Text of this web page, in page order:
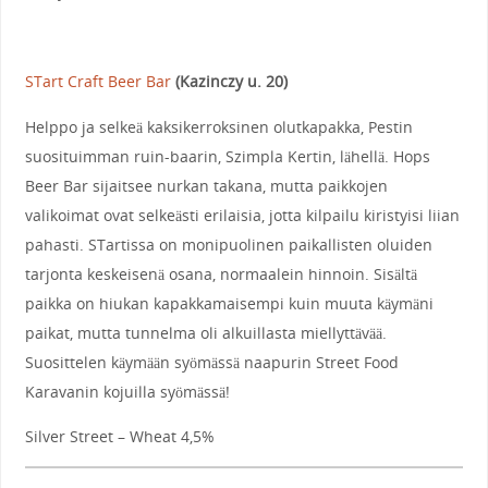
STart Craft Beer Bar (Kazinczy u. 20)
Helppo ja selkeä kaksikerroksinen olutkapakka, Pestin
suosituimman ruin-baarin, Szimpla Kertin, lähellä. Hops
Beer Bar sijaitsee nurkan takana, mutta paikkojen
valikoimat ovat selkeästi erilaisia, jotta kilpailu kiristyisi liian
pahasti. STartissa on monipuolinen paikallisten oluiden
tarjonta keskeisenä osana, normaalein hinnoin. Sisältä
paikka on hiukan kapakkamaisempi kuin muuta käymäni
paikat, mutta tunnelma oli alkuillasta miellyttävää.
Suosittelen käymään syömässä naapurin Street Food
Karavanin kojuilla syömässä!
Silver Street – Wheat 4,5%